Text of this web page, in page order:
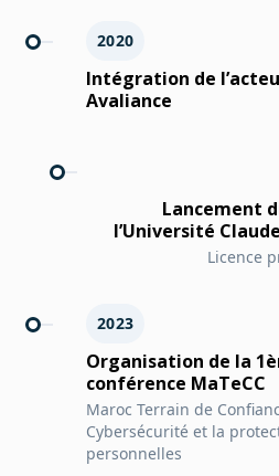
2020
Intégration de
Avaliance
Lancement
l’Université
Licence
2023
Organisation de la
conférence MaTeCC
Maroc Terrain de
Cybersécurité et la
personnelles